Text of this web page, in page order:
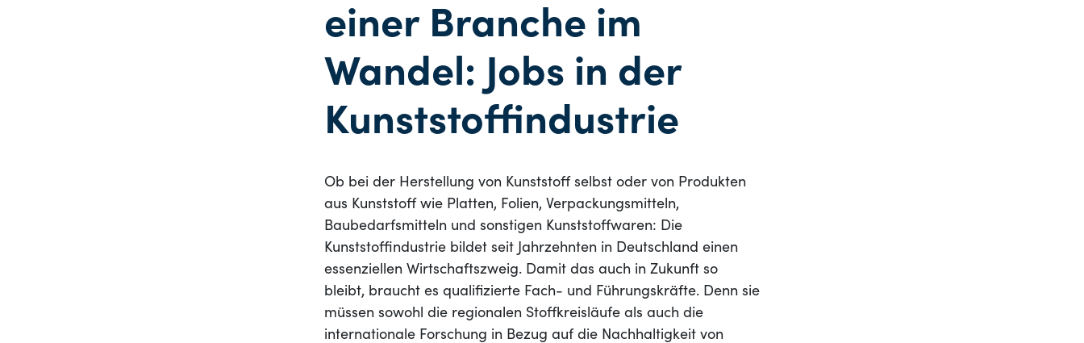
einer Branche im
Wandel: Jobs in der
Kunststoffindustrie
Ob bei der Herstellung von Kunststoff selbst oder von Produkten
aus Kunststoff wie Platten, Folien, Verpackungsmitteln,
Baubedarfsmitteln und sonstigen Kunststoffwaren: Die
Kunststoffindustrie bildet seit Jahrzehnten in Deutschland einen
essenziellen Wirtschaftszweig. Damit das auch in Zukunft so
bleibt, braucht es qualifizierte Fach- und Führungskräfte. Denn sie
müssen sowohl die regionalen Stoffkreisläufe als auch die
internationale Forschung in Bezug auf die Nachhaltigkeit von